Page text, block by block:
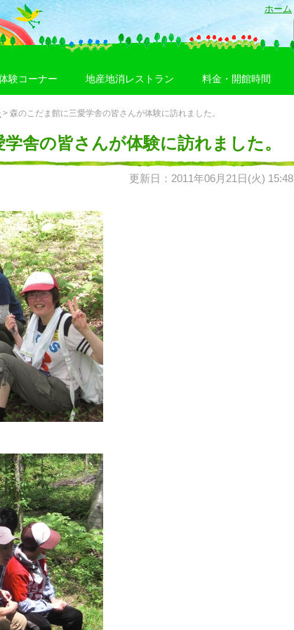
ホーム
験コーナー 地産地消レストラン 料金・開館時間
> 森のこだま館に三愛学舎の皆さんが体験に訪れました。
舎の皆さんが体験に訪れました。
更新日：2011年06月21日(火) 15:48